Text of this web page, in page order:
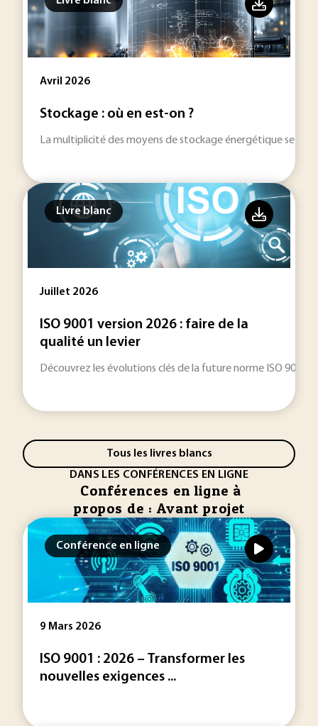
Avril 2026
Stockage : où en est-on ?
La multiplicité des moyens de stockage énergétique se
Livre blanc
Juillet 2026
ISO 9001 version 2026 : faire de la
qualité un levier
Découvrez les évolutions clés de la future norme ISO 9001
Tous les livres blancs
DANS LES CONFÉRENCES EN LIGNE
Conférences en ligne à
propos de : Avant projet
Conférence en ligne
9 Mars 2026
ISO 9001 : 2026 – Transformer les
nouvelles exigences ...